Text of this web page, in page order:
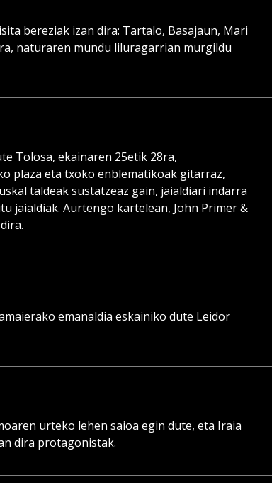
bereziak izan dira: Tartalo, Basajaun, Mari
naturaren mundu liluragarrian murgildu
Tolosa, ekainaren 25etik 28ra,
plaza eta txoko enblematikoak gitarraz,
taldeak sustatzeaz gain, jaialdiari indarra
jaialdiak. Aurtengo kartelean, John Primer &
emanaldia eskainiko dute Leidor
urteko lehen saioa egin dute, eta Iraia
dira protagonistak.